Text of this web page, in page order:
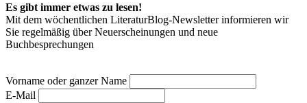
Es gibt immer etwas zu lesen!
Mit dem wöchentlichen LiteraturBlog-Newsletter informieren wir
Sie regelmäßig über Neuerscheinungen und neue
Buchbesprechungen
Vorname oder ganzer Name
E-Mail